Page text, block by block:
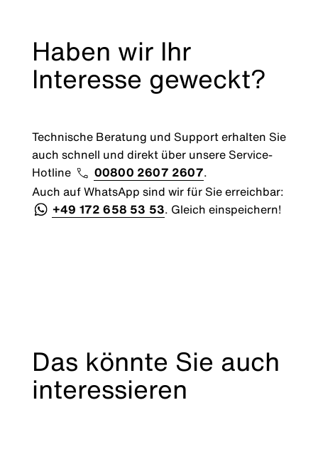
Haben wir Ihr
Interesse geweckt?
Technische Beratung und Support erhalten Sie
auch schnell und direkt über unsere Service-
Hotline
00800 2607 2607.
Auch auf WhatsApp sind wir für Sie erreichbar:
+49 172 658 53 53. Gleich einspeichern!
Das könnte Sie auch
interessieren